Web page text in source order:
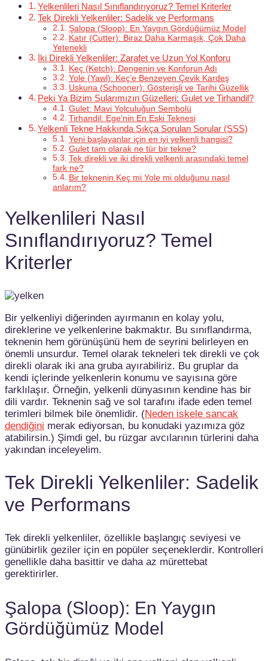
Yelkenlileri Nasıl Sınıflandırıyoruz? Temel Kriterler
Tek Direkli Yelkenliler: Sadelik ve Performans
Şalopa (Sloop): En Yaygın Gördüğümüz Model
Katır (Cutter): Biraz Daha Karmaşık, Çok Daha
Yetenekli
İki Direkli Yelkenliler: Zarafet ve Uzun Yol Konforu
Keç (Ketch): Dengenin ve Konforun Adı
Yole (Yawl): Keç’e Benzeyen Çevik Kardeş
Uskuna (Schooner): Gösterişli ve Tarihi Güzellik
Peki Ya Bizim Sularımızın Güzelleri: Gulet ve Tirhandil?
Gulet: Mavi Yolculuğun Sembolü
Tirhandil: Ege’nin En Eski Teknesi
Yelkenli Tekne Hakkında Sıkça Sorulan Sorular (SSS)
Yeni başlayanlar için en iyi yelkenli hangisi?
Gulet tam olarak ne tür bir tekne?
Tek direkli ve iki direkli yelkenli arasındaki temel
fark ne?
Bir teknenin Keç mi Yole mi olduğunu nasıl
anlarım?
Yelkenlileri Nasıl
Sınıflandırıyoruz? Temel
Kriterler
Bir yelkenliyi diğerinden ayırmanın en kolay yolu,
direklerine ve yelkenlerine bakmaktır. Bu sınıflandırma,
teknenin hem görünüşünü hem de seyrini belirleyen en
önemli unsurdur. Temel olarak tekneleri tek direkli ve çok
direkli olarak iki ana gruba ayırabiliriz. Bu gruplar da
kendi içlerinde yelkenlerin konumu ve sayısına göre
farklılaşır. Örneğin, yelkenli dünyasının kendine has bir
dili vardır. Teknenin sağ ve sol tarafını ifade eden temel
terimleri bilmek bile önemlidir. (Neden iskele sancak
dendiğini merak ediyorsan, bu konudaki yazımıza göz
atabilirsin.) Şimdi gel, bu rüzgar avcılarının türlerini daha
yakından inceleyelim.
Tek Direkli Yelkenliler: Sadelik
ve Performans
Tek direkli yelkenliler, özellikle başlangıç seviyesi ve
günübirlik geziler için en popüler seçeneklerdir. Kontrolleri
genellikle daha basittir ve daha az mürettebat
gerektirirler.
Şalopa (Sloop): En Yaygın
Gördüğümüz Model